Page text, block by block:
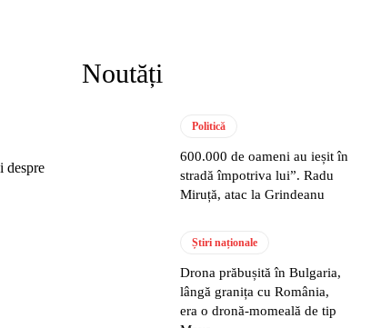
despre
Noutăți
Politică
600.000 de oameni au ieșit în
stradă împotriva lui”. Radu
Miruță, atac la Grindeanu
Știri naționale
Drona prăbușită în Bulgaria,
lângă granița cu România,
era o dronă-momeală de tip